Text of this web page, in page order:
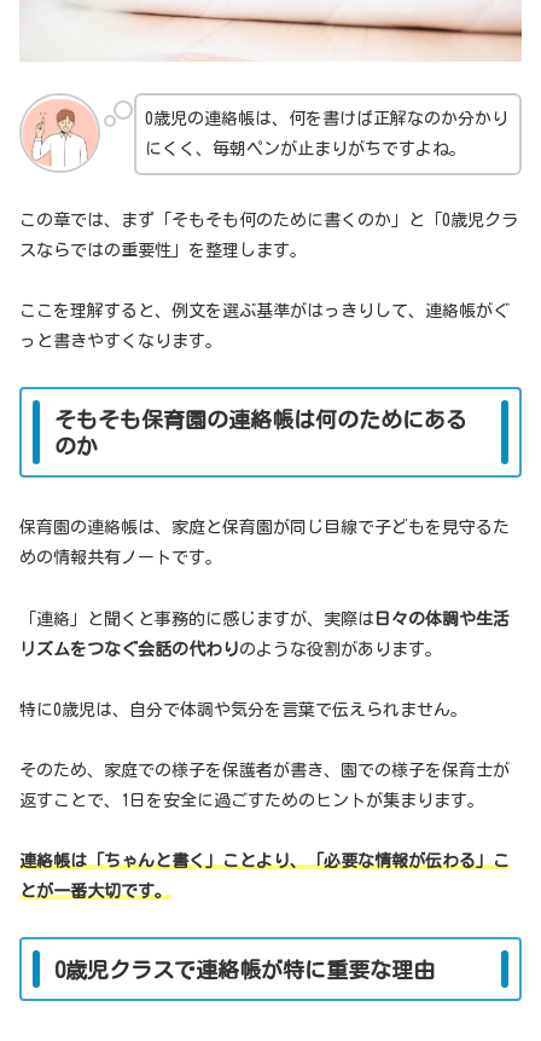
0歳児の連絡帳は、何を書けば正解なのか分かり
にくく、毎朝ペンが止まりがちですよね。
この章では、まず「そもそも何のために書くのか」と「0歳児クラ
スならではの重要性」を整理します。
ここを理解すると、例文を選ぶ基準がはっきりして、連絡帳がぐ
っと書きやすくなります。
そもそも保育園の連絡帳は何のためにある
のか
保育園の連絡帳は、家庭と保育園が同じ目線で子どもを見守るた
めの情報共有ノートです。
「連絡」と聞くと事務的に感じますが、実際は 日々の体調や生活
リズムをつなぐ会話の代わりのような役割があります。
特に0歳児は、自分で体調や気分を言葉で伝えられません。
そのため、家庭での様子を保護者が書き、園での様子を保育士が
返すことで、1日を安全に過ごすためのヒントが集まります。
連絡帳は「ちゃんと書く」ことより、「必要な情報が伝わる」こ
とが一番大切です。
0歳児クラスで連絡帳が特に重要な理由